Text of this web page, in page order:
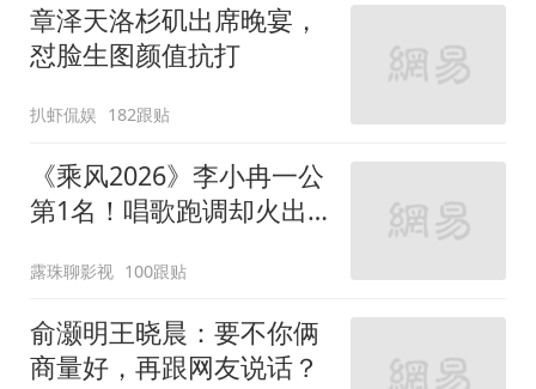
章泽天洛杉矶出席晚宴，
怼脸生图颜值抗打
扒虾侃娱 182跟贴
《乘风2026》李小冉一公
第1名！唱歌跑调却火出
露珠聊影视 100跟贴
俞灏明王晓晨：要不你俩
商量好，再跟网友说话？